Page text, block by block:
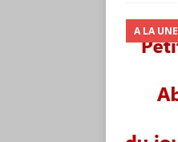
A LA UNE